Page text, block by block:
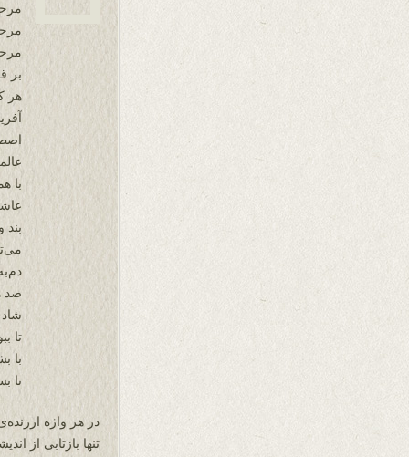
بر
هر
با
صد
تا
با
تا
در هر واژه
تنها بازتابی از